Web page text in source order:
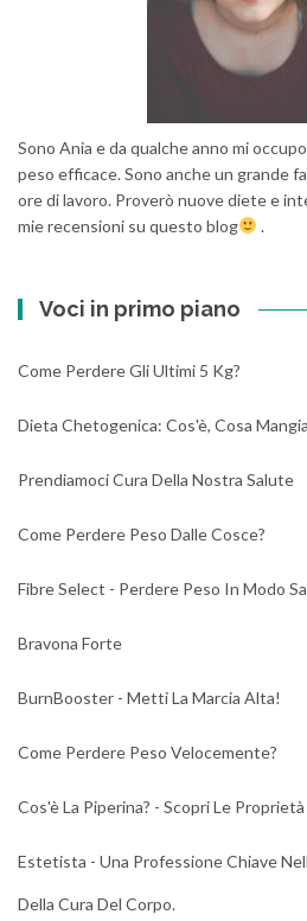
Sono Ania e da qualche anno mi
peso efficace. Sono anche un grande
ore di lavoro. Proverò nuove diete e
mie recensioni su questo blog
.
Voci in primo piano
Come Perdere Gli Ultimi 5 Kg?
Dieta Chetogenica: Cos'è, Cosa
Prendiamoci Cura Della Nostra Salute
Come Perdere Peso Dalle Cosce?
Fibre Select - Perdere Peso In Modo
Bravona Forte
BurnBooster - Metti La Marcia Alta!
Come Perdere Peso Velocemente?
Cos'è La Piperina? - Scopri Le
Estetista - Una Professione Chiave
Della Cura Del Corpo.